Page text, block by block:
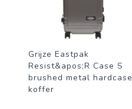
Grijze Eastpak
Resist&apos;R Case S
brushed metal hardcase
koffer